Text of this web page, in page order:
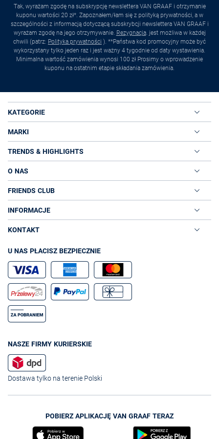
Tak, wyrażam zgodę na subskrypcję newslettera VAN GRAAF i otrzymanie
kuponu wartości 20 zł*. Zapoznałem/łam się z polityką prywatności, a w
szczególności z informacją dotyczącą subskrybcji newslettera VAN GRAAF i
wyrażam zgodę na jego otrzymywanie. Rezygnacja. jest możliwa w każdej
chwili (patrz: Polityka prywatności ). **Państwa kod promocyjny może być
wykorzystany tylko jeden raz i jest ważny 4 tygodnie od daty wystawienia.
Minimalna wartość zamówienia wynosi 100 zł Prosimy o wprowadzenie
kuponu na ostatnim etapie składania zamówienia.
KATEGORIE
MARKI
TRENDS & HIGHLIGHTS
O NAS
FRIENDS CLUB
INFORMACJE
KONTAKT
U NAS PŁACISZ BEZPIECZNIE
NASZE FIRMY KURIERSKIE
Dostawa tylko na terenie Polski
POBIERZ APLIKACJĘ VAN GRAAF TERAZ